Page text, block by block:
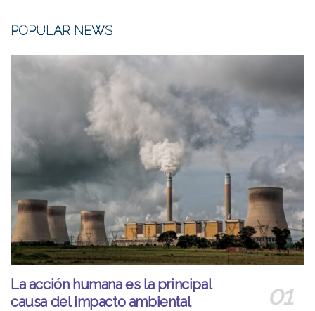
POPULAR NEWS
La acción humana es la principal
causa del impacto ambiental